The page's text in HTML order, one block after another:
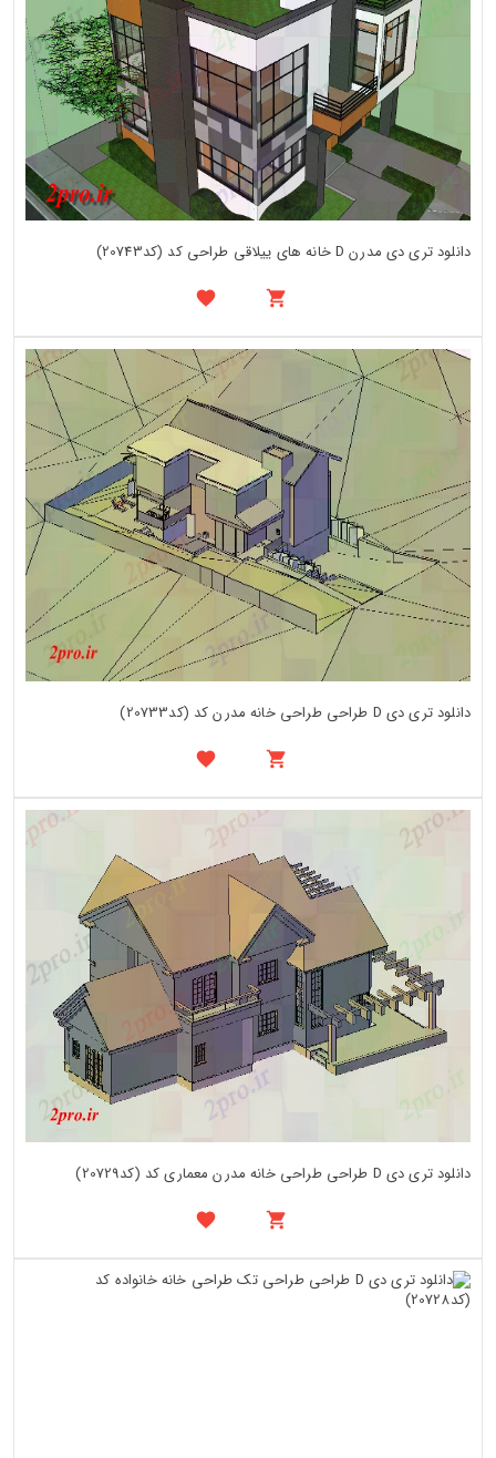
دانلود تری دی مدرن D خانه های ییلاقی طراحی کد (کد20743)
دانلود تری دی D طراحی طراحی خانه مدرن کد (کد20733)
دانلود تری دی D طراحی طراحی خانه مدرن معماری کد (کد20729)